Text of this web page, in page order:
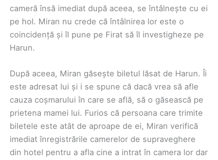
cameră însă imediat după aceea, se întâlnește cu ei
pe hol. Miran nu crede că întâlnirea lor este o
coincidență și îl pune pe Firat să îl investigheze pe
Harun.
După aceea, Miran găsește biletul lăsat de Harun. Îi
este adresat lui și i se spune că dacă vrea să afle
cauza coșmarului în care se află, să o găsească pe
prietena mamei lui. Furios că persoana care trimite
biletele este atât de aproape de ei, Miran verifică
imediat înregistrările camerelor de supraveghere
din hotel pentru a afla cine a intrat în camera lor dar